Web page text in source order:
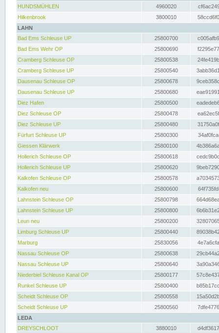
HUNDSMÜHLEN
4960020
Hilkenbrook
3800010
LAHN
Bad Ems Schleuse UP
25800700
Bad Ems Wehr OP
25800690
Cramberg Schleuse OP
25800538
Cramberg Schleuse UP
25800540
Dausenau Schleuse OP
25800678
Dausenau Schleuse UP
25800680
Diez Hafen
25800500
Diez Schleuse OP
25800478
Diez Schleuse UP
25800480
Fürfurt Schleuse UP
25800300
Giessen Klärwerk
25800100
Hollerich Schleuse OP
25800618
Hollerich Schleuse UP
25800620
Kalkofen Schleuse OP
25800578
Kalkofen neu
25800600
Lahnstein Schleuse OP
25800798
Lahnstein Schleuse UP
25800800
Leun neu
25800200
Limburg Schleuse UP
25800440
Marburg
25830056
Nassau Schleuse OP
25800638
Nassau Schleuse UP
25800640
Niederbiel Schleuse Kanal OP
25800177
Runkel Schleuse UP
25800400
Scheidt Schleuse OP
25800558
Scheidt Schleuse UP
25800560
LEDA
DREYSCHLOOT
3880010